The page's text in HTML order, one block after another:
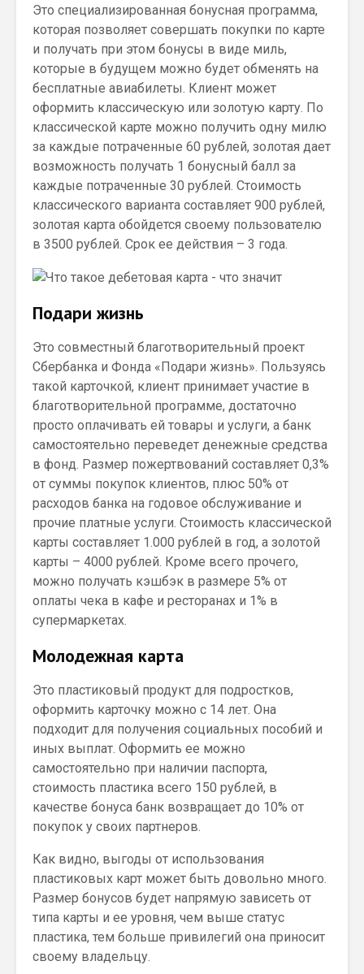
Это специализированная бонусная программа,
которая позволяет совершать покупки по карте
и получать при этом бонусы в виде миль,
которые в будущем можно будет обменять на
бесплатные авиабилеты. Клиент может
оформить классическую или золотую карту. По
классической карте можно получить одну милю
за каждые потраченные 60 рублей, золотая дает
возможность получать 1 бонусный балл за
каждые потраченные 30 рублей. Стоимость
классического варианта составляет 900 рублей,
золотая карта обойдется своему пользователю
в 3500 рублей. Срок ее действия – 3 года.
Подари жизнь
Это совместный благотворительный проект
Сбербанка и Фонда «Подари жизнь». Пользуясь
такой карточкой, клиент принимает участие в
благотворительной программе, достаточно
просто оплачивать ей товары и услуги, а банк
самостоятельно переведет денежные средства
в фонд. Размер пожертвований составляет 0,3%
от суммы покупок клиентов, плюс 50% от
расходов банка на годовое обслуживание и
прочие платные услуги. Стоимость классической
карты составляет 1.000 рублей в год, а золотой
карты – 4000 рублей. Кроме всего прочего,
можно получать кэшбэк в размере 5% от
оплаты чека в кафе и ресторанах и 1% в
супермаркетах.
Молодежная карта
Это пластиковый продукт для подростков,
оформить карточку можно с 14 лет. Она
подходит для получения социальных пособий и
иных выплат. Оформить ее можно
самостоятельно при наличии паспорта,
стоимость пластика всего 150 рублей, в
качестве бонуса банк возвращает до 10% от
покупок у своих партнеров.
Как видно, выгоды от использования
пластиковых карт может быть довольно много.
Размер бонусов будет напрямую зависеть от
типа карты и ее уровня, чем выше статус
пластика, тем больше привилегий она приносит
своему владельцу.